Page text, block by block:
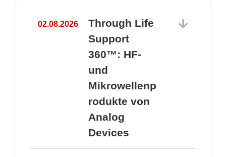
02.08.2026
Through Life
Support
360™: HF-
und
Mikrowellenp
rodukte von
Analog
Devices